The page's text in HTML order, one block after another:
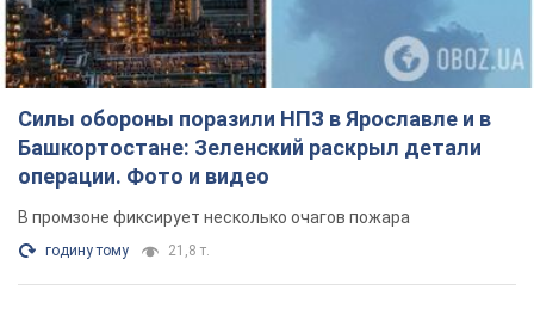
Силы обороны поразили НПЗ в Ярославле и в
Башкортостане: Зеленский раскрыл детали
операции. Фото и видео
В промзоне фиксирует несколько очагов пожара
годину тому 21,8 т.